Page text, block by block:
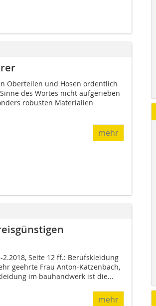
Oberteilen und Hosen ordentlich
des Wortes nicht aufgerieben
robusten Materialien
mehr
Seite 12 ff.: Berufskleidung
geehrte Frau Anton-Katzenbach,
im bauhandwerk ist die...
mehr